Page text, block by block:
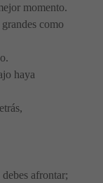
momento.
como
haya
afrontar;